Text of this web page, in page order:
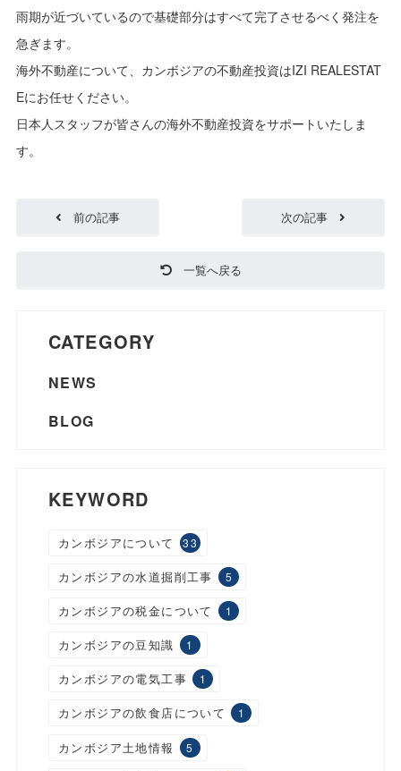
雨期が近づいているので基礎部分はすべて完了させるべく発注を
急ぎます。
海外不動産について、カンボジアの不動産投資はIZI REALESTAT
Eにお任せください。
日本人スタッフが皆さんの海外不動産投資をサポートいたしま
す。
前の記事
一覧へ戻る
次の記事
CATEGORY
NEWS
BLOG
KEYWORD
カンボジアについて 33
カンボジアの水道掘削工事 5
カンボジアの税金について 1
カンボジアの豆知識 1
カンボジアの電気工事 1
カンボジアの飲食店について 1
カンボジア土地情報 5